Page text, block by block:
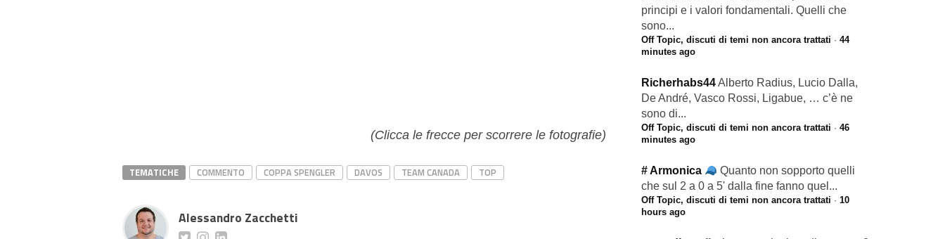
(Clicca le frecce per scorrere le fotografie)
TEMATICHE COMMENTO COPPA SPENGLER DAVOS TEAM CANADA TOP
Alessandro Zacchetti
principi e i valori fondamentali. Quelli che
sono...
Off Topic, discuti di temi non ancora trattati · 44
minutes ago
Richerhabs44Alberto Radius, Lucio Dalla,
De André, Vasco Rossi, Ligabue, … c’è ne
sono di...
Off Topic, discuti di temi non ancora trattati · 46
minutes ago
# Armonica
Quanto non sopporto quelli
che sul 2 a 0 a 5' dalla fine fanno quel...
Off Topic, discuti di temi non ancora trattati · 10
hours ago